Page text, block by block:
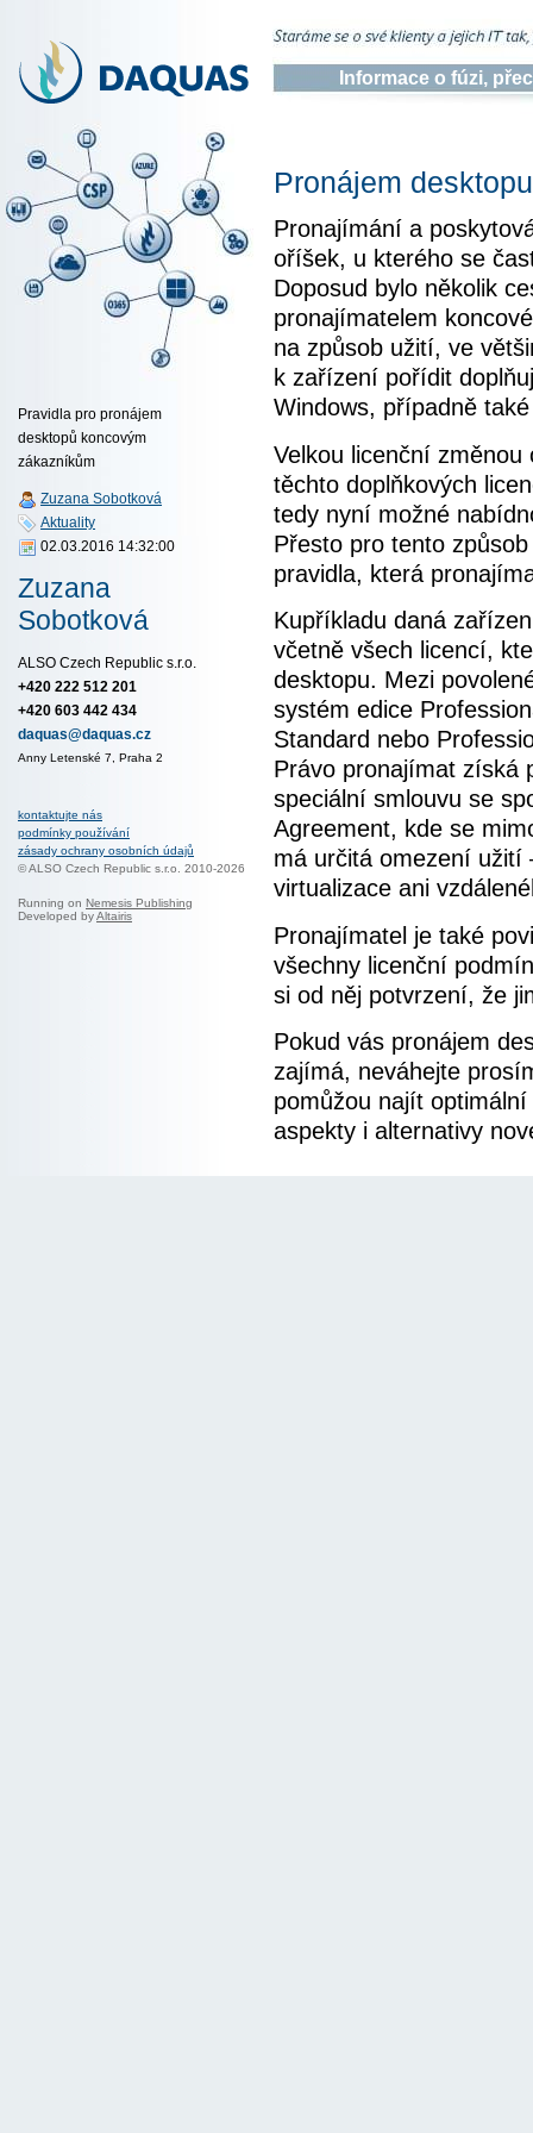
Informace o fúzi,
Pravidla pro pronájem
desktopů koncovým
zákazníkům
Zuzana Sobotková
Aktuality
02.03.2016 14:32:00
Zuzana
Sobotková
ALSO Czech Republic s.r.o.
+420 222 512 201
+420 603 442 434
daquas@daquas.cz
Anny Letenské 7, Praha 2
kontaktujte nás
podmínky používání
zásady ochrany osobních údajů
© ALSO Czech Republic s.r.o. 2010-2026
Running on Nemesis Publishing
Developed byAltairis
Pronájem
Pronajímání a
oříšek, u kterého se
Doposud bylo několik
pronajímatelem
na způsob užití, ve
k zařízení pořídit
Windows, případně
Velkou licenční
těchto doplňkových
tedy nyní možné
Přesto pro tento
pravidla, která
Kupříkladu daná
včetně všech licencí,
desktopu. Mezi
systém edice
Standard nebo
Právo pronajímat získá
speciální smlouvu se
Agreement, kde se
má určitá omezení užití
virtualizace ani
Pronajímatel je také
všechny licenční
si od něj potvrzení, že
Pokud vás pronájem
zajímá, neváhejte
pomůžou najít
aspekty i alternativy